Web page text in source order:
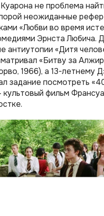
не проблема
неожиданные
«Любви во время
Эрнста Любича.
антиутопии «Дитя
«Битву за
1966), а 13-летнему
задание посмотреть
культовый фильм